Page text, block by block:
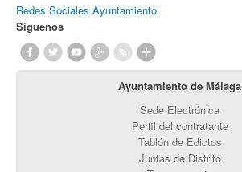
Redes Sociales Ayuntamiento
Síguenos
Ayuntamiento de Málaga
Sede Electrónica
Perfil del contratante
Tablón de Edictos
Juntas de Distrito